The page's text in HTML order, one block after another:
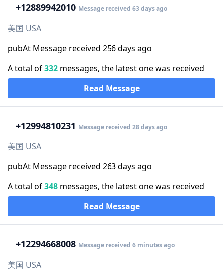
+12889942010 Message received 63 days ago
美国 USA
pubAt Message received 256 days ago
A total of332 messages, the latest one was received
Read Message
+12994810231 Message received 28 days ago
美国 USA
pubAt Message received 263 days ago
A total of348 messages, the latest one was received
Read Message
+12294668008 Message received 6 minutes ago
美国 USA